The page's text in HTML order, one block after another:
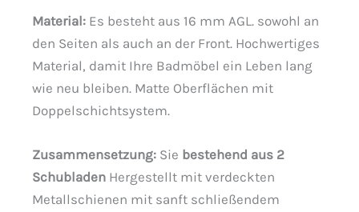
Material: Es besteht aus 16 mm AGL. sowohl an
den Seiten als auch an der Front. Hochwertiges
Material, damit Ihre Badmöbel ein Leben lang
wie neu bleiben. Matte Oberflächen mit
Doppelschichtsystem.
Zusammensetzung: Sie bestehend aus 2
Schubladen Hergestellt mit verdeckten
Metallschienen mit sanft schließendem